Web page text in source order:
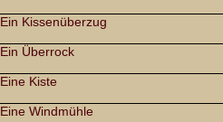
Ein Kissenüberzug
Ein Überrock
Eine Kiste
Eine Windmühle